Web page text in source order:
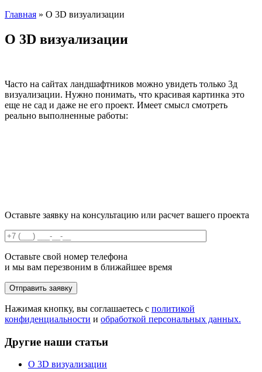
Главная » О 3D визуализации
О 3D визуализации
Часто на сайтах ландшафтников можно увидеть только 3д
визуализации. Нужно понимать, что красивая картинка это
еще не сад и даже не его проект. Имеет смысл смотреть
реально выполненные работы:
Оставьте заявку на консультацию или расчет вашего проекта
Оставьте свой номер телефона
и мы вам перезвоним в ближайшее время
Нажимая кнопку, вы соглашаетесь с политикой
конфиденциальности и обработкой персональных данных.
Другие наши статьи
О 3D визуализации